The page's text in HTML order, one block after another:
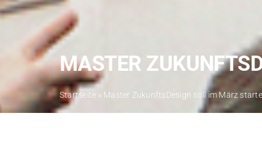
MASTER
Startseite » Master ZukunftsDesign soll im März